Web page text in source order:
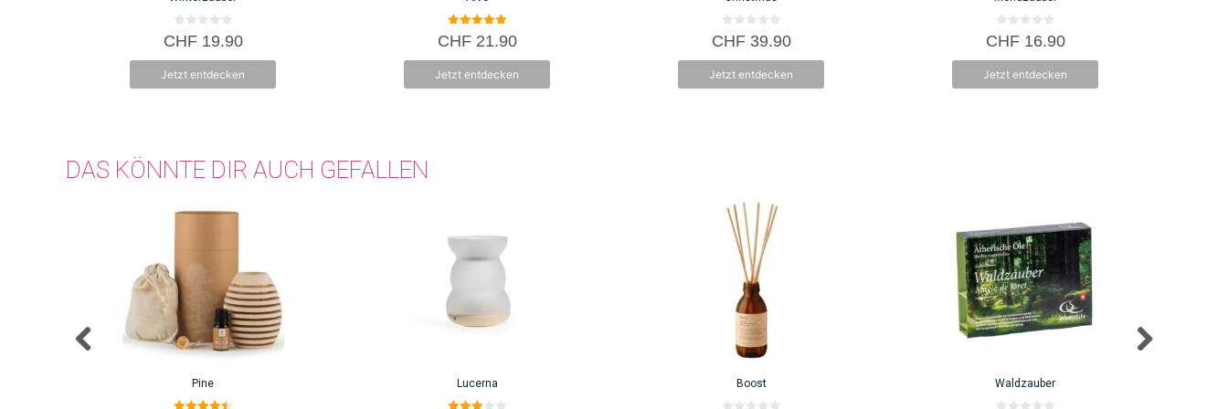
0
v
5
CHF19.90
Jetzt entdecken
5.00
von 5
CHF21.90
Jetzt entdecken
0
v
5
CHF39.90
Jetzt entdecken
0
v
5
CHF16.90
Jetzt entdecken
DAS KÖNNTE DIR AUCH GEFALLEN
Pine Lucerna Boost Waldzauber